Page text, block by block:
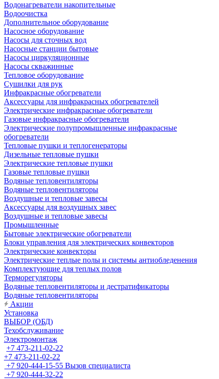
Водонагреватели накопительные
Водоочистка
Дополнительное оборудование
Насосное оборудование
Насосы для сточных вод
Насосные станции бытовые
Насосы циркуляционные
Насосы скважинные
Тепловое оборудование
Сушилки для рук
Инфракрасные обогреватели
Аксессуары для инфракрасных обогревателей
Электрические инфракрасные обогреватели
Газовые инфракрасные обогреватели
Электрические полупромышленные инфракрасные
обогреватели
Тепловые пушки и теплогенераторы
Дизельные тепловые пушки
Электрические тепловые пушки
Газовые тепловые пушки
Водяные тепловентиляторы
Водяные тепловентиляторы
Воздушные и тепловые завесы
Аксессуары для воздушных завес
Воздушные и тепловые завесы
Промышленные
Бытовые электрические обогреватели
Блоки управления для электрических конвекторов
Электрические конвекторы
Электрические теплые полы и системы антиобледенения
Комплектующие для теплых полов
Терморегуляторы
Водяные тепловентиляторы и дестратификаторы
Водяные тепловентиляторы
Акции
Установка
ВЫБОР (ОБД)
Техобслуживание
Электромонтаж
+7 473-211-02-22
+7 473-211-02-22
+7 920-444-15-55 Вызов специалиста
+7 920-444-32-22